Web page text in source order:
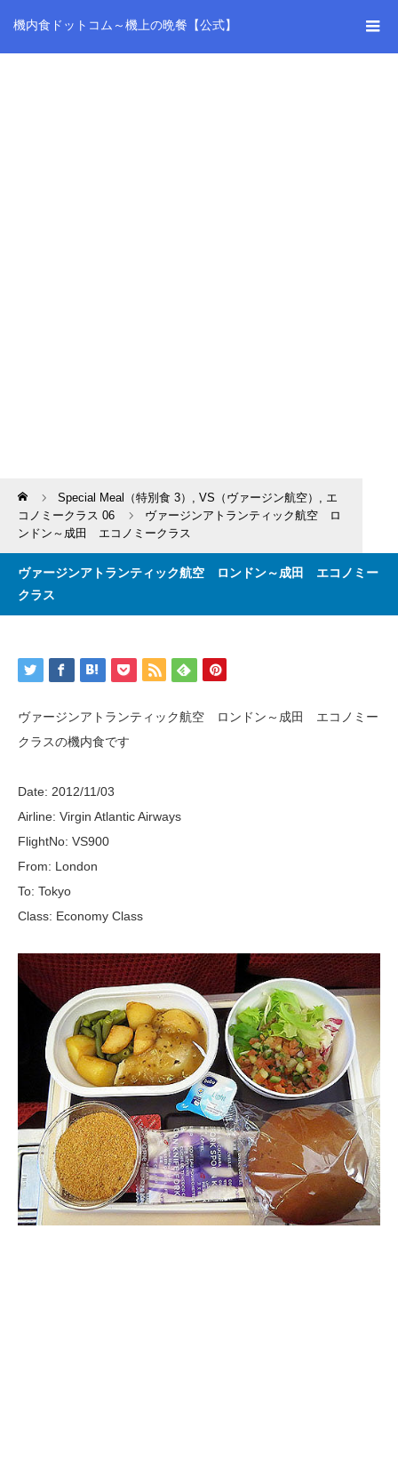
機内食ドットコム～機上の晩餐【公式】
Home Special Meal（特別食 3） , VS（ヴァージン航空） , エ
コノミークラス 06
ヴァージンアトランティック航空 ロ
ンドン～成田 エコノミークラス
ヴァージンアトランティック航空 ロンドン～成田 エコノミー
クラス
ヴァージンアトランティック航空 ロンドン～成田 エコノミー
クラスの機内食です
Date: 2012/11/03
Airline: Virgin Atlantic Airways
FlightNo: VS900
From: London
To: Tokyo
Class: Economy Class